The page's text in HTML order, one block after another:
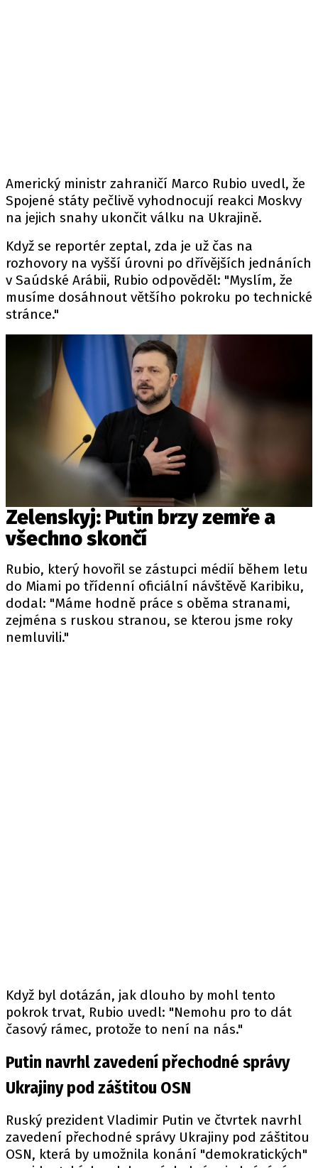
Americký ministr zahraničí Marco Rubio uvedl, že
Spojené státy pečlivě vyhodnocují reakci Moskvy
na jejich snahy ukončit válku na Ukrajině.
Když se reportér zeptal, zda je už čas na
rozhovory na vyšší úrovni po dřívějších jednáních
v Saúdské Arábii, Rubio odpověděl: "Myslím, že
musíme dosáhnout většího pokroku po technické
stránce."
Zelenskyj: Putin brzy zemře a
všechno skončí
Rubio, který hovořil se zástupci médií během letu
do Miami po třídenní oficiální návštěvě Karibiku,
dodal: "Máme hodně práce s oběma stranami,
zejména s ruskou stranou, se kterou jsme roky
nemluvili."
Když byl dotázán, jak dlouho by mohl tento
pokrok trvat, Rubio uvedl: "Nemohu pro to dát
časový rámec, protože to není na nás."
Putin navrhl zavedení přechodné správy
Ukrajiny pod záštitou OSN
Ruský prezident Vladimir Putin ve čtvrtek navrhl
zavedení přechodné správy Ukrajiny pod záštitou
OSN, která by umožnila konání "demokratických"